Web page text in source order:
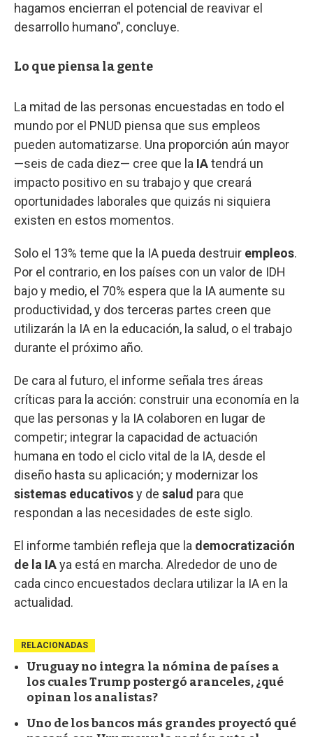
hagamos encierran el potencial de reavivar el
desarrollo humano”, concluye.
Lo que piensa la gente
La mitad de las personas encuestadas en todo el
mundo por el PNUD piensa que sus empleos
pueden automatizarse. Una proporción aún mayor
—seis de cada diez— cree que la IAtendrá un
impacto positivo en su trabajo y que creará
oportunidades laborales que quizás ni siquiera
existen en estos momentos.
Solo el 13% teme que la IA pueda destruir empleos.
Por el contrario, en los países con un valor de IDH
bajo y medio, el 70% espera que la IA aumente su
productividad, y dos terceras partes creen que
utilizarán la IA en la educación, la salud, o el trabajo
durante el próximo año.
De cara al futuro, el informe señala tres áreas
críticas para la acción: construir una economía en la
que las personas y la IA colaboren en lugar de
competir; integrar la capacidad de actuación
humana en todo el ciclo vital de la IA, desde el
diseño hasta su aplicación; y modernizar los
sistemas educativosy de salud para que
respondan a las necesidades de este siglo.
El informe también refleja que la democratización
de la IAya está en marcha. Alrededor de uno de
cada cinco encuestados declara utilizar la IA en la
actualidad.
RELACIONADAS
Uruguay no integra la nómina de países a
los cuales Trump postergó aranceles, ¿qué
opinan los analistas?
Uno de los bancos más grandes proyectó qué